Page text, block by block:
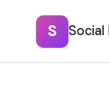
S Social